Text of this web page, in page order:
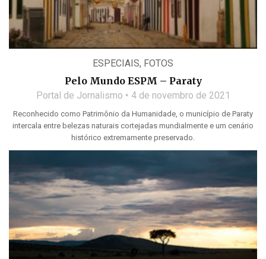
ESPECIAIS, FOTOS
Pelo Mundo ESPM – Paraty
Portal de Jornalismo 4 de novembro de 2021
Reconhecido como Patrimônio da Humanidade, o município de Paraty
intercala entre belezas naturais cortejadas mundialmente e um cenário
histórico extremamente preservado.